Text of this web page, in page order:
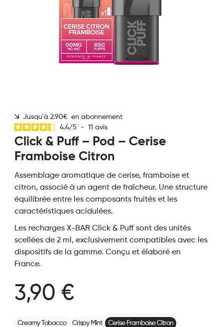
Jusqu'à 2.90€ en abonnement
4.4/5 - 11 avis
Click & Puff – Pod – Cerise
Framboise Citron
Assemblage aromatique de cerise, framboise et
citron, associé à un agent de fraîcheur. Une structure
équilibrée entre les composants fruités et les
caractéristiques acidulées.
Les recharges X-BAR Click & Puff sont des unités
scellées de 2 ml, exclusivement compatibles avec les
dispositifs de la gamme. Conçu et élaboré en
France.
3,90 €
Creamy Tobacco Crispy Mint Cerise Framboise Citron